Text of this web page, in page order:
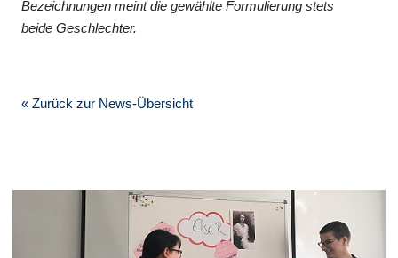
Bezeichnungen meint die gewählte Formulierung stets
beide Geschlechter.
« Zurück zur News-Übersicht